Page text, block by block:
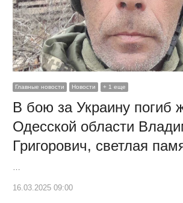
Главные новости Новости + 1 еще
В бою за Украину погиб
Одесской области
Григорович, светлая
…
16.03.2025 09:00